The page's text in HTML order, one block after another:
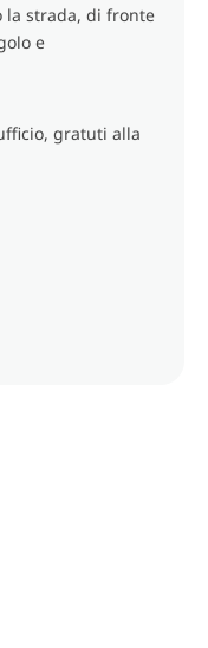
la strada, di fronte
e
gratuti alla